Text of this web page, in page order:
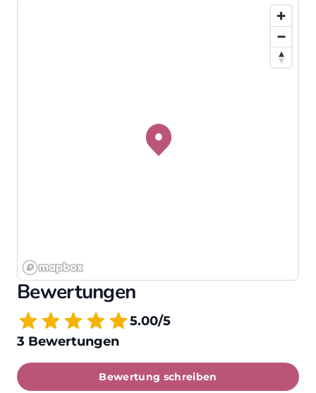
Bewertungen
5.00/5
3 Bewertungen
Bewertung schreiben